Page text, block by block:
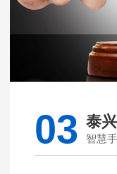
03 泰
智慧